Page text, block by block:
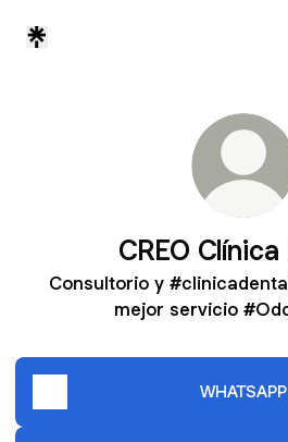
CREO
Consultorio y
mejor servicio
WHATSAPP